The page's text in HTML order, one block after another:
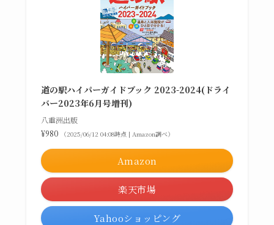
道の駅ハイパーガイドブック 2023-2024(ドライ
バー2023年6月号増刊)
八重洲出版
¥980
（2025/06/12 04:08時点 | Amazon調べ）
Amazon
楽天市場
Yahooショッピング